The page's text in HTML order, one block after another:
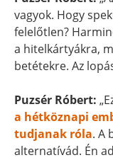
vagyok. Hogy
felelőtlen?
a hitelkártyákra,
betétekre. Az
Puzsér Róbert:
a hétköznapi
tudjanak róla. A
alternatívád. Én